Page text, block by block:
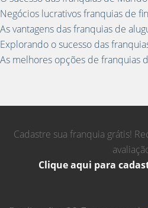
Negócios lucrativos franquias de
As vantagens das franquias de
Explorando o sucesso das
As melhores opções de franquias
Cadastre sua franquia grátis!
Clique aqui para